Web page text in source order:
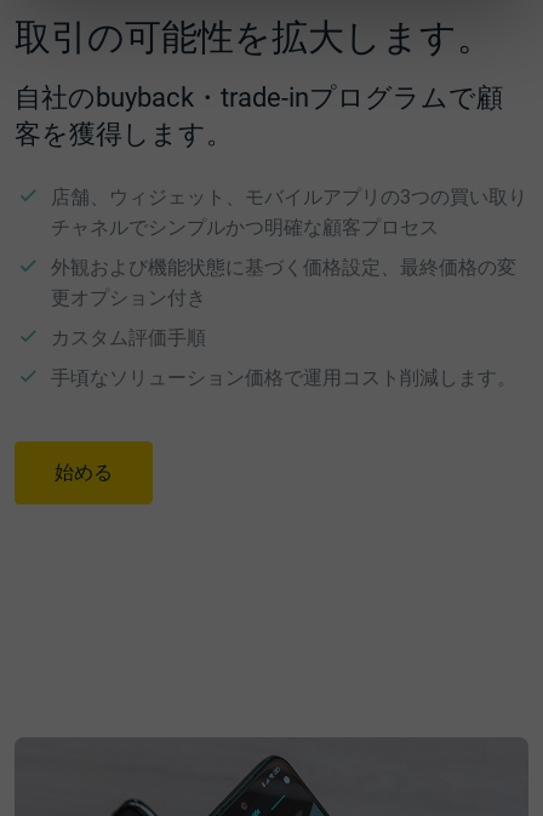
取引の可能性を拡大します。
自社のbuyback・trade-inプログラムで顧
客を獲得します。
店舗、ウィジェット、モバイルアプリの3つの買い取り
チャネルでシンプルかつ明確な顧客プロセス
外観および機能状態に基づく価格設定、最終価格の変
更オプション付き
カスタム評価手順
手頃なソリューション価格で運用コスト削減します。
始める